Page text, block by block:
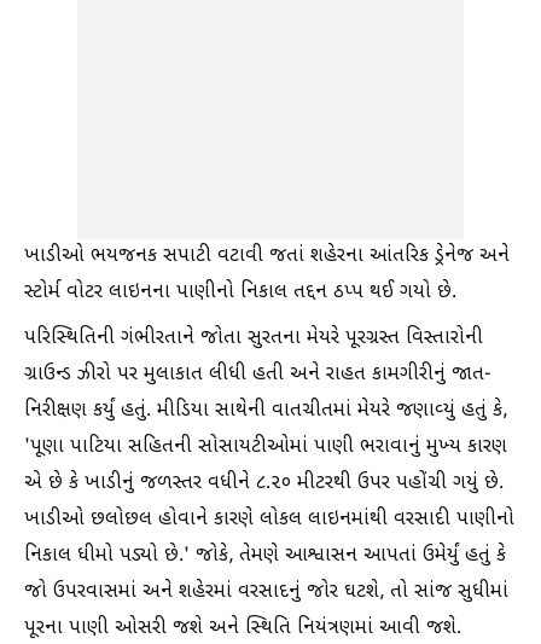
ખાડીઓ ભયજનક સપાટી વટાવી જતાં શહેરના આંતરિક ડ્રેનેજ અને
સ્ટોર્મ વોટર લાઇનના પાણીનો નિકાલ તદ્દન ઠપ્પ થઈ ગયો છે.
પરિસ્થિતિની ગંભીરતાને જોતા સુરતના મેયરે પૂરગ્રસ્ત વિસ્તારોની
ગ્રાઉન્ડ ઝીરો પર મુલાકાત લીધી હતી અને રાહત કામગીરીનું જાત-
નિરીક્ષણ કર્યું હતું. મીડિયા સાથેની વાતચીતમાં મેયરે જણાવ્યું હતું કે,
'પૂણા પાટિયા સહિતની સોસાયટીઓમાં પાણી ભરાવાનું મુખ્ય કારણ
એ છે કે ખાડીનું જળસ્તર વધીને ૮.૨૦ મીટરથી ઉપર પહોંચી ગયું છે.
ખાડીઓ છલોછલ હોવાને કારણે લોકલ લાઇનમાંથી વરસાદી પાણીનો
નિકાલ ધીમો પડ્યો છે.' જોકે, તેમણે આશ્વાસન આપતાં ઉમેર્યું હતું કે
જો ઉપરવાસમાં અને શહેરમાં વરસાદનું જોર ઘટશે, તો સાંજ સુધીમાં
પૂરના પાણી ઓસરી જશે અને સ્થિતિ નિયંત્રણમાં આવી જશે.